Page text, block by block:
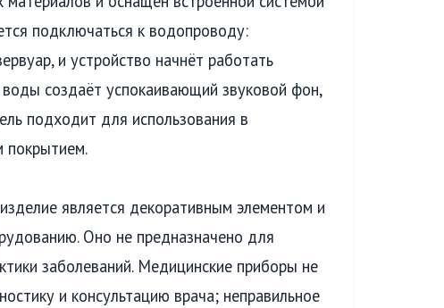
подключаться к водопроводу:
и устройство начнёт работать
создаёт успокаивающий звуковой фон,
подходит для использования в
покрытием.
является декоративным элементом и
Оно не предназначено для
заболеваний. Медицинские приборы не
и консультацию врача; неправильное